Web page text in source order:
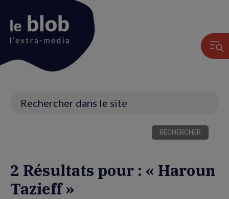
2 Résultats pour : « Haroun
Tazieff »